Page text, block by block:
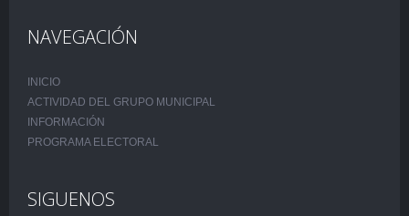
NAVEGACIÓN
INICIO
ACTIVIDAD DEL GRUPO MUNICIPAL
INFORMACIÓN
PROGRAMA ELECTORAL
SIGUENOS